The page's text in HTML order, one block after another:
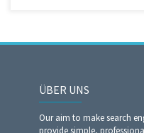
ÜBER UNS
Our aim to make search
provide simple,